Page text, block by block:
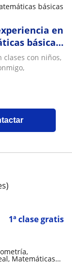
básicas
en
básicas,
clases con niños,
1ª clase gratis
Matemáticas